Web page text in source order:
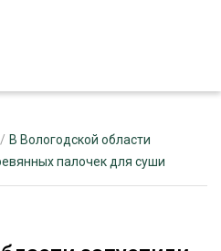
/ В Вологодской области
палочек для суши